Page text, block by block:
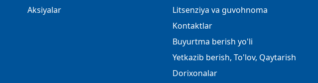
Aksiyalar
Litsenziya va guvohnoma
Kontaktlar
Buyurtma berish yo'li
Yetkazib berish, To'lov, Qaytarish
Dorixonalar